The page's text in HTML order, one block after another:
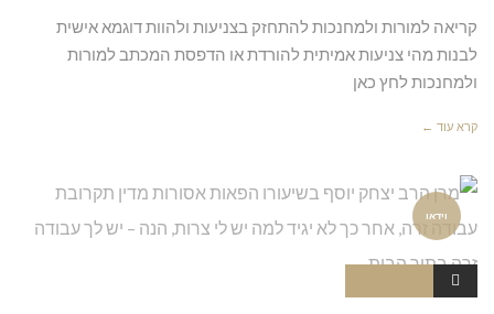
קריאה למורות ולמחנכות להתחזק בצניעות ולהוות דוגמא אישית
לבנות מהי צניעות אמיתית להורדת או הדפסת המכתב למורות
ולמחנכות לחץ כאן
קרא עוד ←
וידאו